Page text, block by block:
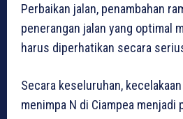
Perbaikan jalan, penambahan
penerangan jalan yang optimal
harus diperhatikan secara
Secara keseluruhan,
menimpa N di Ciampea menjadi